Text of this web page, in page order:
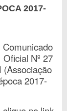
2017-
Comunicado
Oficial Nº 27
(Associação
2017-